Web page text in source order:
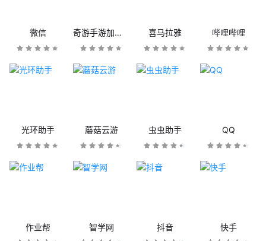
微信 奇游手游加速器 喜马拉雅 哔哩哔哩
光环助手 蘑菇云游 虫虫助手 QQ
作业帮 智学网 抖音 快手